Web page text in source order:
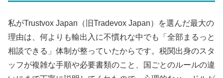
私がTrustvox Japan（旧Tradevox Japan）を選んだ最大の
理由は、何よりも輸出入に不慣れな中でも「全部まるっと
相談できる」体制が整っていたからです。税関出身のスタ
ッフが複雑な手順や必要書類のこと、国ごとのルールの違